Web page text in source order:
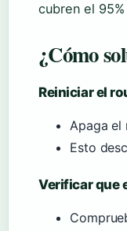
cubren el
¿Cómo
Reiniciar el
Apaga el
Esto
Verificar que